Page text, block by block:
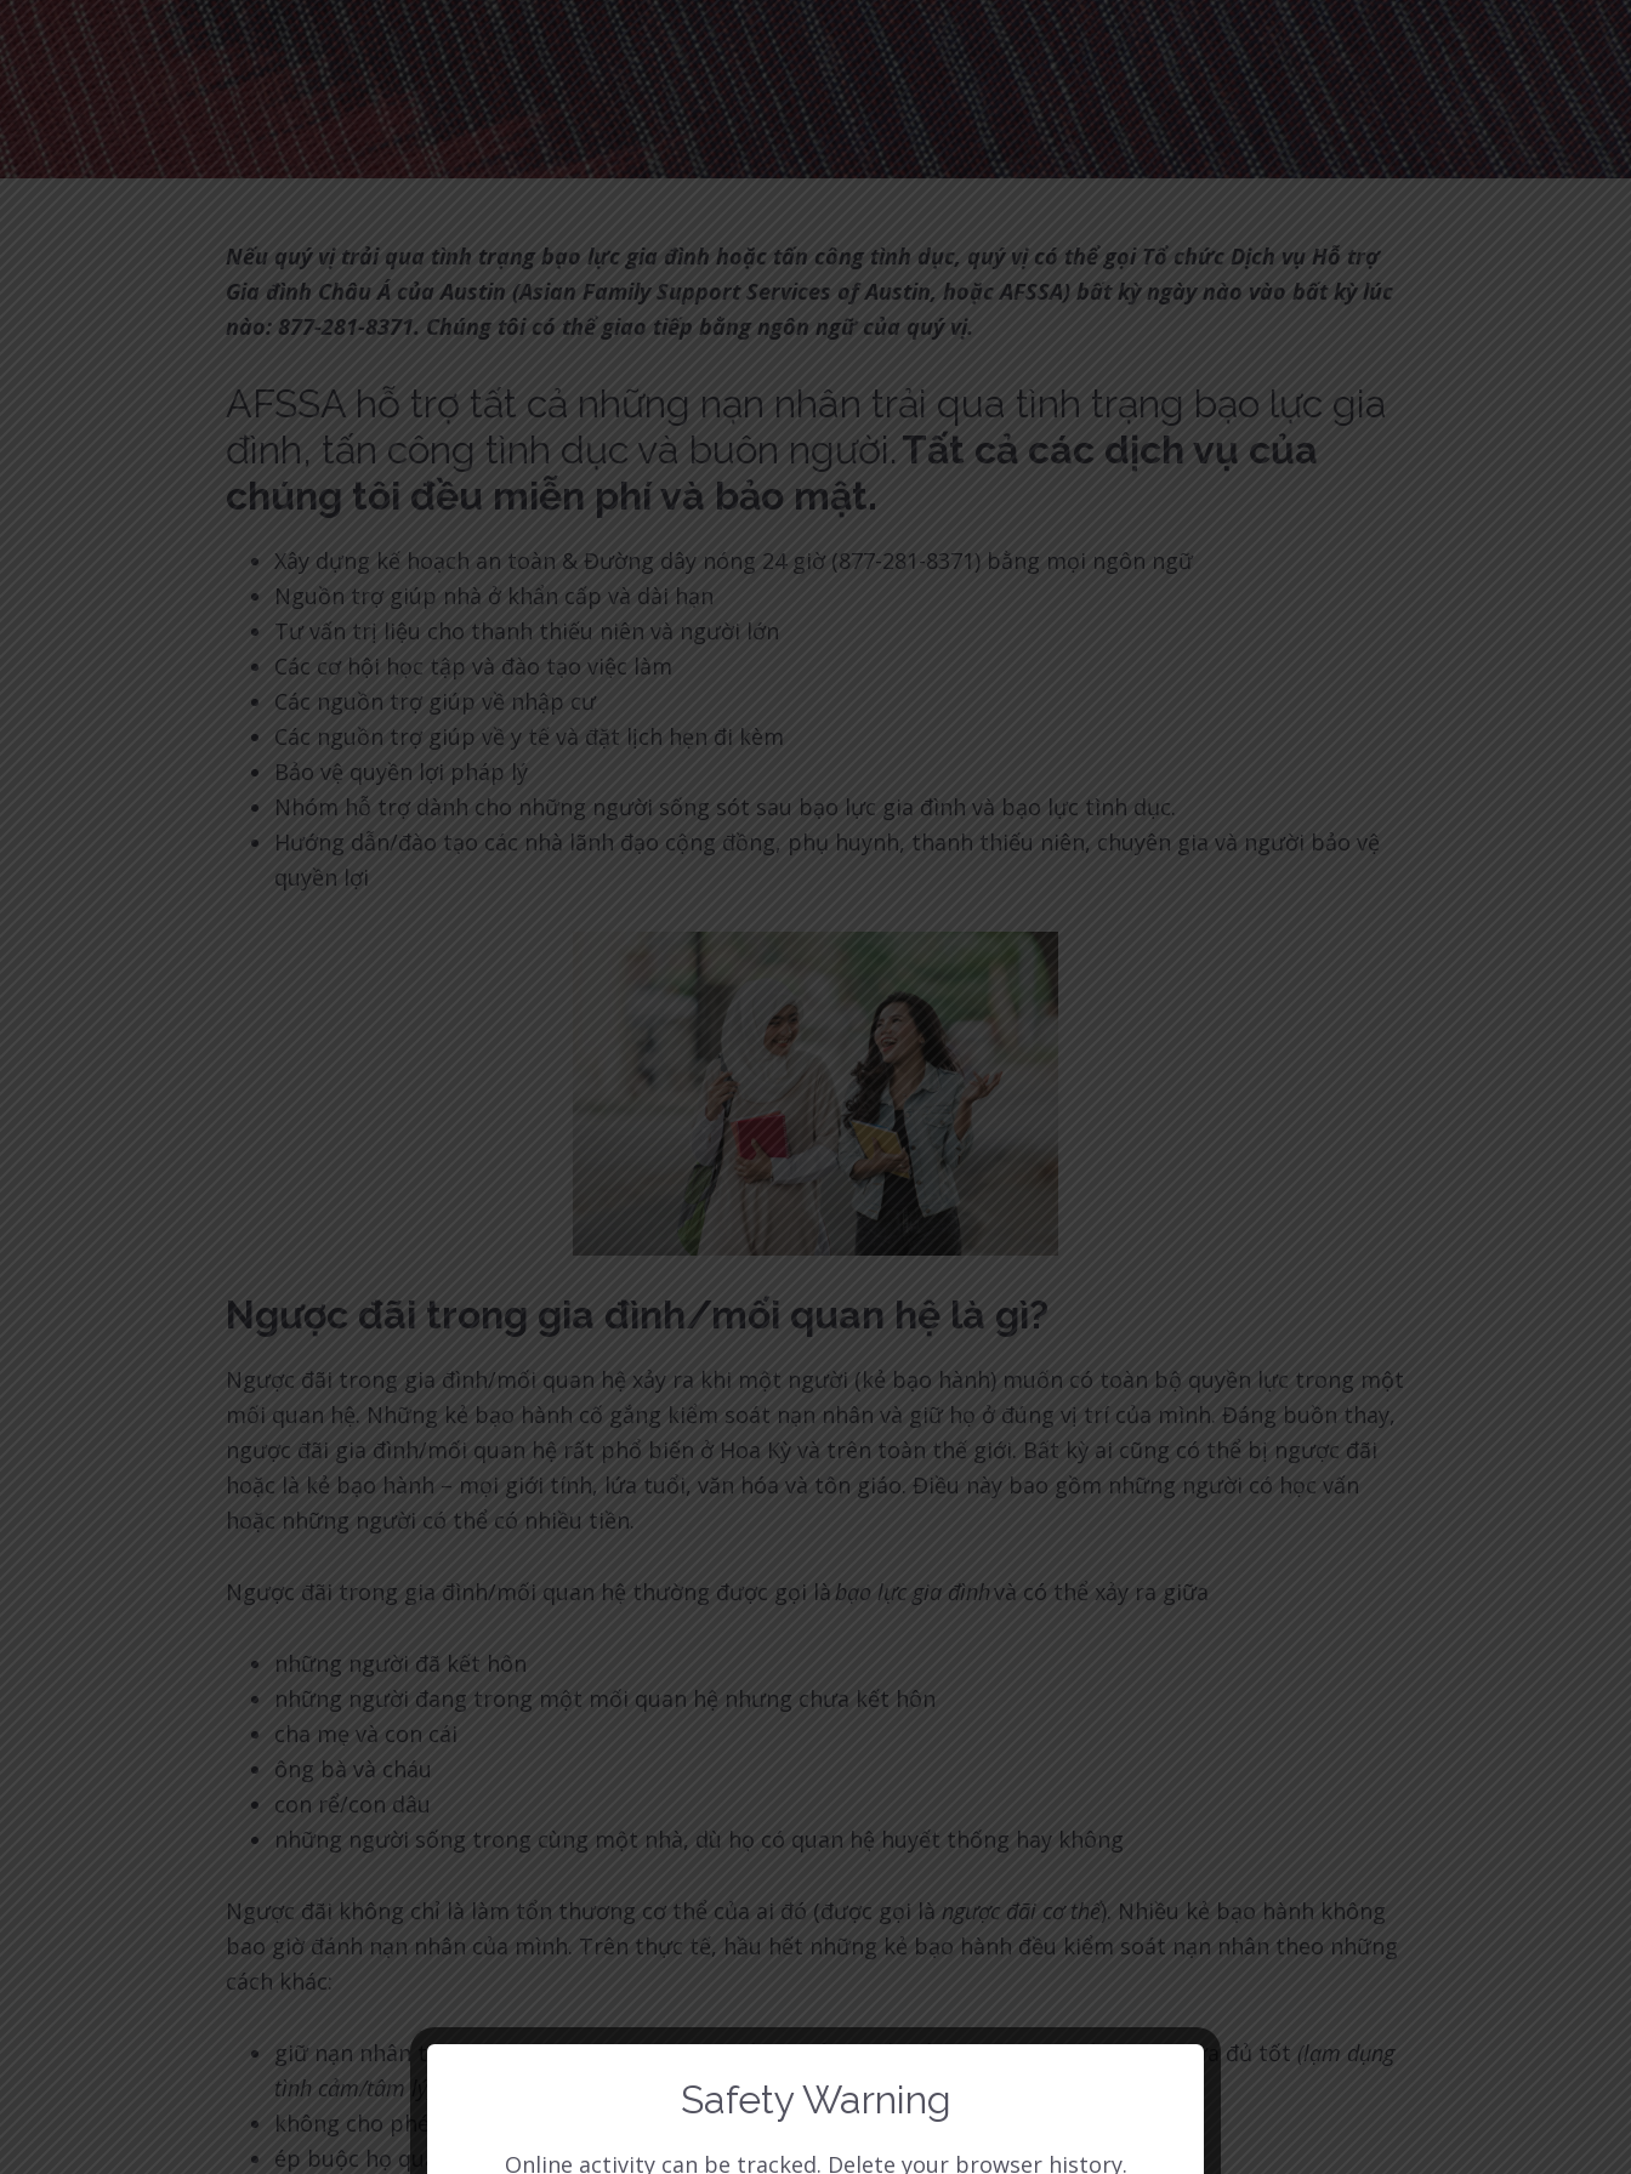
Nếu quý vị trải qua tình trạng bạo lực gia đình hoặc tấn công tình dục, quý vị có thể gọi Tổ chức Dịch vụ Hỗ trợ
Gia đình Châu Á của Austin (Asian Family Support Services of Austin, hoặc AFSSA) bất kỳ ngày nào vào bất kỳ lúc
nào: 877-281-8371. Chúng tôi có thể giao tiếp bằng ngôn ngữ của quý vị.
AFSSA hỗ trợ tất cả những nạn nhân trải qua tình trạng bạo lực gia
đình, tấn công tình dục và buôn người.Tất cả các dịch vụ của
chúng tôi đều miễn phí và bảo mật.
Xây dựng kế hoạch an toàn & Đường dây nóng 24 giờ (877-281-8371) bằng mọi ngôn ngữ
Nguồn trợ giúp nhà ở khẩn cấp và dài hạn
Tư vấn trị liệu cho thanh thiếu niên và người lớn
Các cơ hội học tập và đào tạo việc làm
Các nguồn trợ giúp về nhập cư
Các nguồn trợ giúp về y tế và đặt lịch hẹn đi kèm
Bảo vệ quyền lợi pháp lý
Nhóm hỗ trợ dành cho những người sống sót sau bạo lực gia đình và bạo lực tình dục.
Hướng dẫn/đào tạo các nhà lãnh đạo cộng đồng, phụ huynh, thanh thiếu niên, chuyên gia và người bảo vệ
quyền lợi
Ngược đãi trong gia đình/mối quan hệ là gì?
Ngược đãi trong gia đình/mối quan hệ xảy ra khi một người (kẻ bạo hành) muốn có toàn bộ quyền lực trong một
mối quan hệ. Những kẻ bạo hành cố gắng kiểm soát nạn nhân và giữ họ ở đúng vị trí của mình. Đáng buồn thay,
ngược đãi gia đình/mối quan hệ rất phổ biến ở Hoa Kỳ và trên toàn thế giới. Bất kỳ ai cũng có thể bị ngược đãi
hoặc là kẻ bạo hành – mọi giới tính, lứa tuổi, văn hóa và tôn giáo. Điều này bao gồm những người có học vấn
hoặc những người có thể có nhiều tiền.
Ngược đãi trong gia đình/mối quan hệ thường được gọi làbạo lực gia đìnhvà có thể xảy ra giữa
những người đã kết hôn
những người đang trong một mối quan hệ nhưng chưa kết hôn
cha mẹ và con cái
ông bà và cháu
con rể/con dâu
những người sống trong cùng một nhà, dù họ có quan hệ huyết thống hay không
Ngược đãi không chỉ là làm tổn thương cơ thể của ai đó (được gọi là ngược đãi cơ thể). Nhiều kẻ bạo hành không
bao giờ đánh nạn nhân của mình. Trên thực tế, hầu hết những kẻ bạo hành đều kiểm soát nạn nhân theo những
cách khác:
giữ nạn nhân tránh xa bạn bè/gia đình và khiến họ cảm thấy bản thân ngu ngốc hoặc chưa đủ tốt (lạm dụng
tình cảm/tâm lý)
không cho phép họ kiếm tiền hoặc tiêu tiền theo cách họ muốn(lạm dụng tài chính)
ép buộc họ quan hệ tình dục khi họ không muốn(lạm dụng tình dục)
Safety Warning
Online activity can be tracked. Delete your browser history.